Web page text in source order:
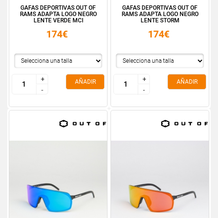
GAFAS DEPORTIVAS OUT OF
RAMS ADAPTA LOGO NEGRO
LENTE VERDE MCI
174€
+
-
+
-
AÑADIR
GAFAS DEPORTIVAS OUT OF
RAMS ADAPTA LOGO NEGRO
LENTE STORM
174€
+
-
+
-
AÑADIR